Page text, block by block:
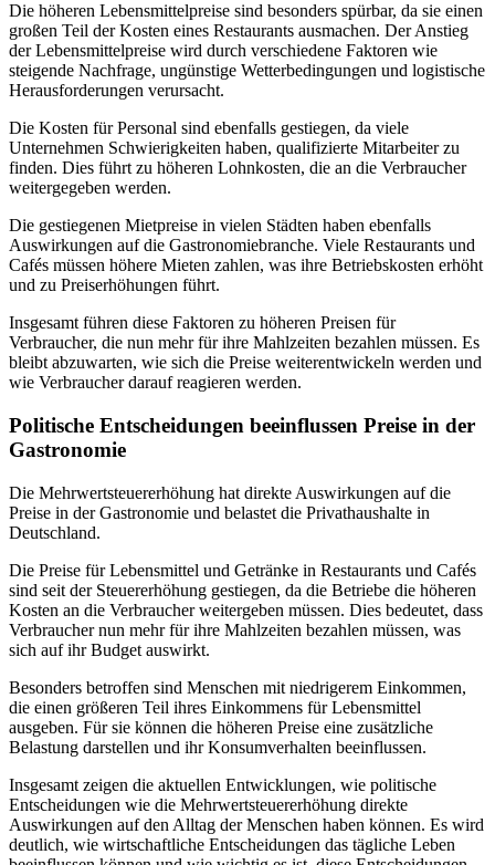
Die höheren Lebensmittelpreise sind besonders spürbar, da sie einen
großen Teil der Kosten eines Restaurants ausmachen. Der Anstieg
der Lebensmittelpreise wird durch verschiedene Faktoren wie
steigende Nachfrage, ungünstige Wetterbedingungen und logistische
Herausforderungen verursacht.
Die Kosten für Personal sind ebenfalls gestiegen, da viele
Unternehmen Schwierigkeiten haben, qualifizierte Mitarbeiter zu
finden. Dies führt zu höheren Lohnkosten, die an die Verbraucher
weitergegeben werden.
Die gestiegenen Mietpreise in vielen Städten haben ebenfalls
Auswirkungen auf die Gastronomiebranche. Viele Restaurants und
Cafés müssen höhere Mieten zahlen, was ihre Betriebskosten erhöht
und zu Preiserhöhungen führt.
Insgesamt führen diese Faktoren zu höheren Preisen für
Verbraucher, die nun mehr für ihre Mahlzeiten bezahlen müssen. Es
bleibt abzuwarten, wie sich die Preise weiterentwickeln werden und
wie Verbraucher darauf reagieren werden.
Politische Entscheidungen beeinflussen Preise in der
Gastronomie
Die Mehrwertsteuererhöhung hat direkte Auswirkungen auf die
Preise in der Gastronomie und belastet die Privathaushalte in
Deutschland.
Die Preise für Lebensmittel und Getränke in Restaurants und Cafés
sind seit der Steuererhöhung gestiegen, da die Betriebe die höheren
Kosten an die Verbraucher weitergeben müssen. Dies bedeutet, dass
Verbraucher nun mehr für ihre Mahlzeiten bezahlen müssen, was
sich auf ihr Budget auswirkt.
Besonders betroffen sind Menschen mit niedrigerem Einkommen,
die einen größeren Teil ihres Einkommens für Lebensmittel
ausgeben. Für sie können die höheren Preise eine zusätzliche
Belastung darstellen und ihr Konsumverhalten beeinflussen.
Insgesamt zeigen die aktuellen Entwicklungen, wie politische
Entscheidungen wie die Mehrwertsteuererhöhung direkte
Auswirkungen auf den Alltag der Menschen haben können. Es wird
deutlich, wie wirtschaftliche Entscheidungen das tägliche Leben